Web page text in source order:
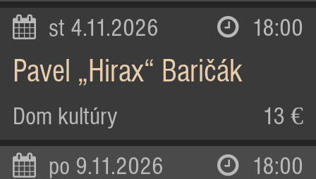
st 4.11.2026 18:00
Pavel „Hirax“ Baričák
Dom kultúry 13 €
po 9.11.2026 18:00